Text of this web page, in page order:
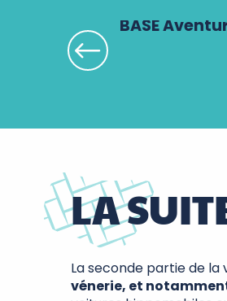
BASE
LA
La seconde partie de la
vénerie, et